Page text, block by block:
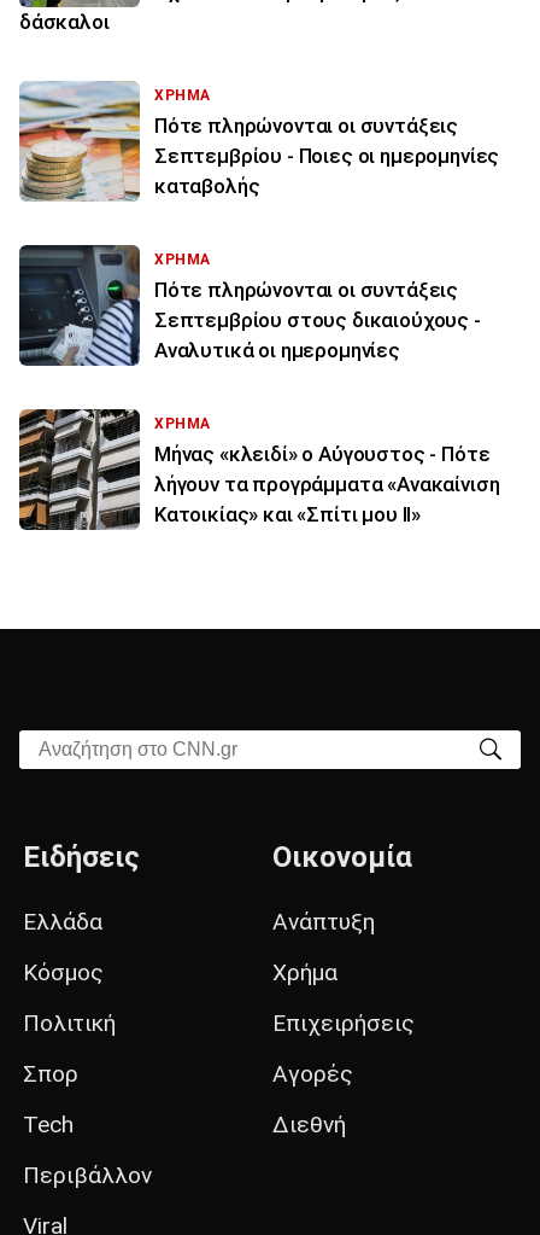
δάσκαλοι
ΧΡΗΜΑ
Πότε πληρώνονται οι συντάξεις
Σεπτεμβρίου - Ποιες οι ημερομηνίες
καταβολής
ΧΡΗΜΑ
Πότε πληρώνονται οι συντάξεις
Σεπτεμβρίου στους δικαιούχους -
Αναλυτικά οι ημερομηνίες
ΧΡΗΜΑ
Μήνας «κλειδί» ο Αύγουστος - Πότε
λήγουν τα προγράμματα «Ανακαίνιση
Κατοικίας» και «Σπίτι μου ΙΙ»
Αναζήτηση στο CNN.gr
Ειδήσεις
Ελλάδα
Κόσμος
Πολιτική
Σπορ
Tech
Περιβάλλον
Viral
Οικονομία
Ανάπτυξη
Χρήμα
Επιχειρήσεις
Αγορές
Διεθνή